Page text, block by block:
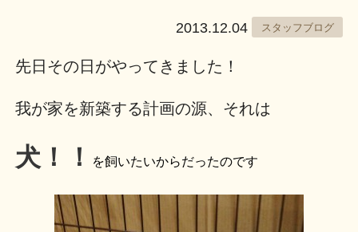
2013.12.04 スタッフブログ
先日その日がやってきました！
我が家を新築する計画の源、それは
犬！！ を飼いたいからだったのです